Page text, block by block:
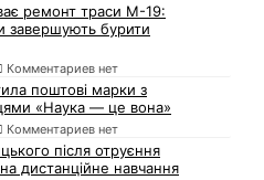
ремонт траси М-19:
завершують бурити
Комментариев нет
поштові марки з
«Наука — це вона»
Комментариев нет
після отруєння
дистанційне навчання